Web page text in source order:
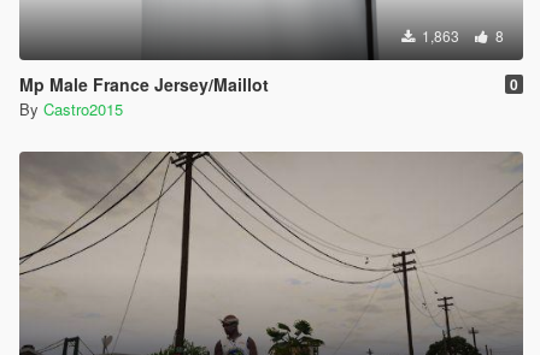
1,863 8
Mp Male France Jersey/Maillot 0
By Castro2015